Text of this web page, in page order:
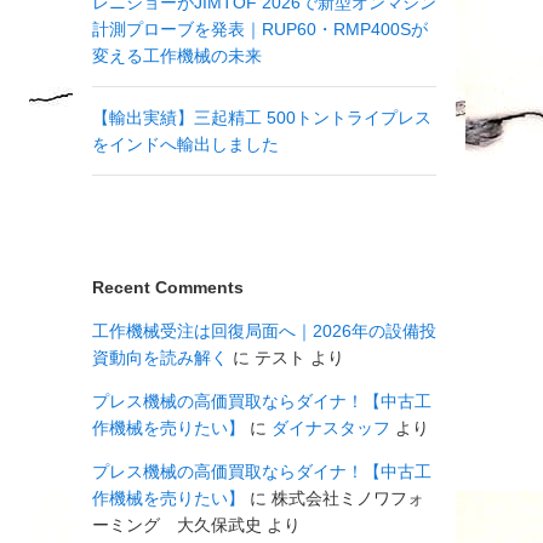
計測プローブを発表｜RUP60・RMP400Sが
変える工作機械の未来
【輸出実績】三起精工 500トントライプレス
をインドへ輸出しました
Recent Comments
工作機械受注は回復局面へ｜2026年の設備投
資動向を読み解く
に テスト より
プレス機械の高価買取ならダイナ！【中古工
作機械を売りたい】
に ダイナスタッフ より
プレス機械の高価買取ならダイナ！【中古工
作機械を売りたい】
に 株式会社ミノワフォ
ーミング 大久保武史 より